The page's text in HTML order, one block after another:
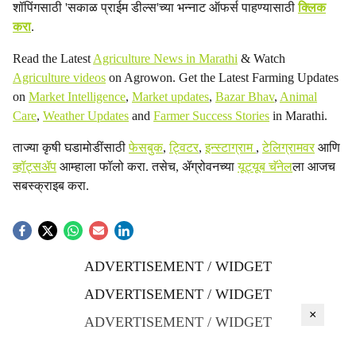
शॉपिंगसाठी 'सकाळ प्राईम डील्स'च्या भन्नाट ऑफर्स पाहण्यासाठीक्लिक
करा.
Read the Latest Agriculture News in Marathi & Watch
Agriculture videos on Agrowon. Get the Latest Farming Updates
on Market Intelligence, Market updates, Bazar Bhav, Animal
Care, Weather Updates and Farmer Success Stories in Marathi.
ताज्या कृषी घडामोडींसाठीफेसबुक,ट्विटर,इन्स्टाग्राम ,टेलिग्रामवरआणि
व्हॉट्सॲप आम्हाला फॉलो करा. तसेच, ॲग्रोवनच्यायूट्यूब चॅनेलला आजच
सबस्क्राइब करा.
ADVERTISEMENT / WIDGET
ADVERTISEMENT / WIDGET
ADVERTISEMENT / WIDGET
×